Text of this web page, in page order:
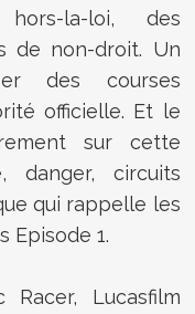
la-loi, des
de non-droit. Un
des courses
officielle. Et le
sur cette
danger, circuits
qui rappelle les
Episode 1.
Lucasfilm